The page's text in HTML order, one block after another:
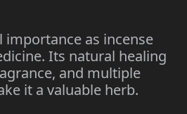
as incense
Its natural healing
and multiple
it a valuable herb.